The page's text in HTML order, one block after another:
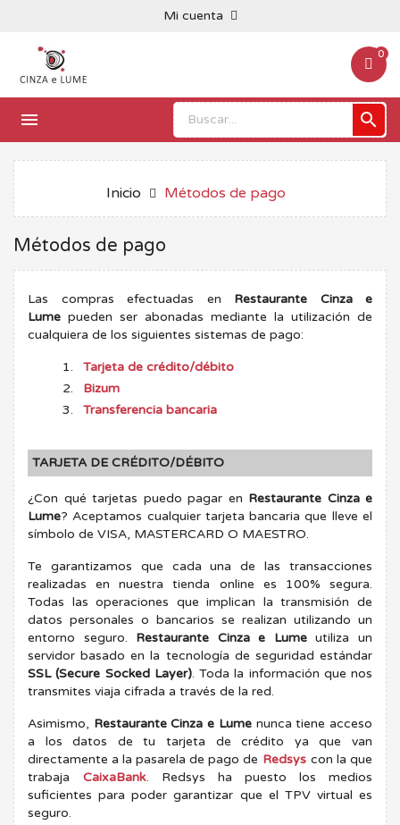
Mi cuenta
0
 
Inicio Métodos de pago
Métodos de pago
Las compras efectuadas en Restaurante Cinza e
Lume pueden ser abonadas mediante la utilización de
cualquiera de los siguientes sistemas de pago:
Tarjeta de crédito/débito
Bizum
Transferencia bancaria
TARJETA DE CRÉDITO/DÉBITO
¿Con qué tarjetas puedo pagar en Restaurante Cinza e
Lume? Aceptamos cualquier tarjeta bancaria que lleve el
símbolo de VISA, MASTERCARD O MAESTRO.
Te garantizamos que cada una de las transacciones
realizadas en nuestra tienda online es 100% segura.
Todas las operaciones que implican la transmisión de
datos personales o bancarios se realizan utilizando un
entorno seguro. Restaurante Cinza e Lumeutiliza un
servidor basado en la tecnología de seguridad estándar
SSL (Secure Socked Layer). Toda la información que nos
transmites viaja cifrada a través de la red.
Asimismo, Restaurante Cinza e Lumenunca tiene acceso
a los datos de tu tarjeta de crédito ya que van
directamente a la pasarela de pago de Redsys con la que
trabaja CaixaBank. Redsys ha puesto los medios
suficientes para poder garantizar que el TPV virtual es
seguro.